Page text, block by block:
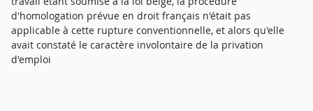
d'homologation prévue en droit français n'était pas
applicable à cette rupture conventionnelle, et alors qu'elle
avait constaté le caractère involontaire de la privation
d'emploi